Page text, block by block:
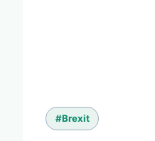
Tagi
wpisu:
#Brexit